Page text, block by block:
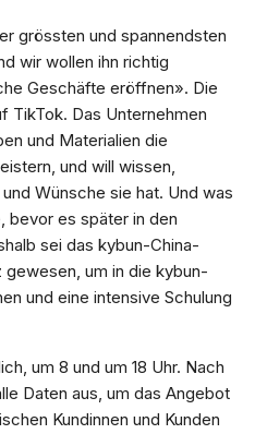
grössten und spannendsten
wir wollen ihn richtig
Geschäfte eröffnen». Die
TikTok. Das Unternehmen
und Materialien die
und will wissen,
Wünsche sie hat. Und was
bevor es später in den
sei das kybun-China-
um in die kybun-
und eine intensive Schulung
um 8 und um 18 Uhr. Nach
Daten aus, um das Angebot
Kundinnen und Kunden